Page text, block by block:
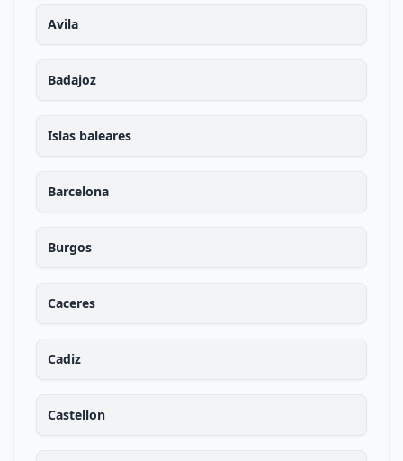
Avila
Badajoz
Islas baleares
Barcelona
Burgos
Caceres
Cadiz
Castellon